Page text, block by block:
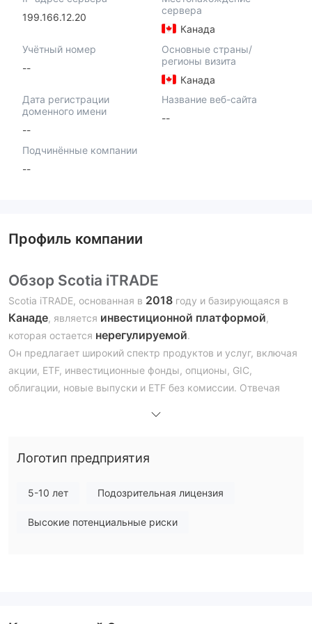
199.166.12.20
сервера
Канада
Учётный номер
--
Основные страны/
регионы визита
Канада
Дата регистрации
доменного имени
--
Название веб-сайта
--
Подчинённые компании
--
Профиль компании
Обзор Scotia iTRADE
Scotia iTRADE, основанная в 2018 году и базирующаяся в
Канаде, является инвестиционной платформой,
которая остается нерегулируемой.
Он предлагает широкий спектр продуктов и услуг, включая
акции, ETF, инвестиционные фонды, опционы, GIC,
облигации, новые выпуски и ETF без комиссии. Отвечая
неперсональные, а также бесплатный учебный счет для
Платформа имеет ступенчатую структуру комиссий,
чем 150 сделок и $9.99 для тех, у кого их меньше. Она
Логотип предприятия
5-10 лет Подозрительная лицензия
Высокие потенциальные риски